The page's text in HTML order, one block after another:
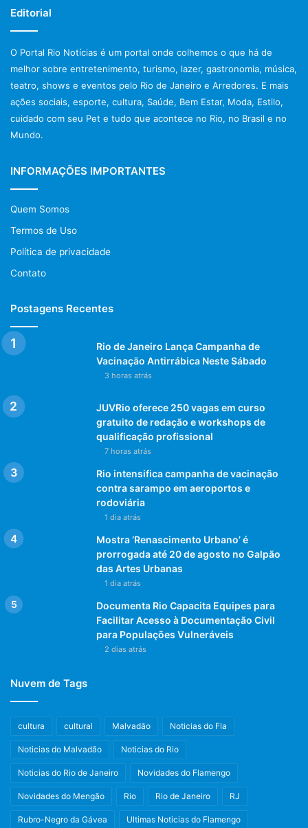
Editorial
O Portal Rio Notícias é um portal onde colhemos o que há de
melhor sobre entretenimento, turismo, lazer, gastronomia, música,
teatro, shows e eventos pelo Rio de Janeiro e Arredores. E mais
ações sociais, esporte, cultura, Saúde, Bem Estar, Moda, Estilo,
cuidado com seu Pet e tudo que acontece no Rio, no Brasil e no
Mundo.
INFORMAÇÕES IMPORTANTES
Quem Somos
Termos de Uso
Política de privacidade
Contato
Postagens Recentes
Rio de Janeiro Lança Campanha de
Vacinação Antirrábica Neste Sábado
3 horas atrás
JUVRio oferece 250 vagas em curso
gratuito de redação e workshops de
qualificação profissional
7 horas atrás
Rio intensifica campanha de vacinação
contra sarampo em aeroportos e
rodoviária
1 dia atrás
Mostra ‘Renascimento Urbano’ é
prorrogada até 20 de agosto no Galpão
das Artes Urbanas
1 dia atrás
Documenta Rio Capacita Equipes para
Facilitar Acesso à Documentação Civil
para Populações Vulneráveis
2 dias atrás
Nuvem de Tags
cultura cultural Malvadão Noticias do Fla
Noticias do Malvadão Noticias do Rio
Noticias do Rio de Janeiro Novidades do Flamengo
Novidades do Mengão Rio Rio de Janeiro RJ
Rubro-Negro da Gávea Ultimas Noticias do Flamengo